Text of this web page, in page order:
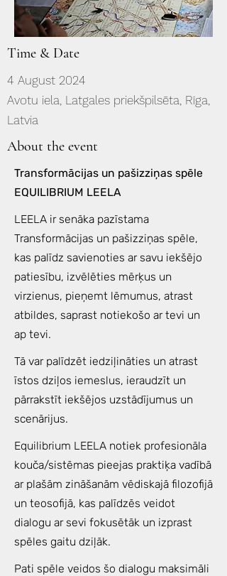
Time & Date
4 August 2024
Avotu iela, Latgales priekšpilsēta, Rīga,
Latvia
About the event
Transformācijas un pašizziņas spēle
EQUILIBRIUM LEELA
LEELA ir senāka pazīstama
Transformācijas un pašizziņas spēle,
kas palīdz savienoties ar savu iekšējo
patiesību, izvēlēties mērķus un
virzienus, pieņemt lēmumus, atrast
atbildes, saprast notiekošo ar tevi un
ap tevi.
Tā var palīdzēt iedziļināties un atrast
īstos dziļos iemeslus, ieraudzīt un
pārrakstīt iekšējos uzstādījumus un
scenārijus.
Equilibrium LEELA notiek profesionāla
kouča/sistēmas pieejas praktiķa vadībā
ar plašām zināšanām vēdiskajā filozofijā
un teosofijā, kas palīdzēs veidot
dialogu ar sevi fokusētāk un izprast
spēles gaitu dziļāk.
Pati spēle veidos šo dialogu maksimāli